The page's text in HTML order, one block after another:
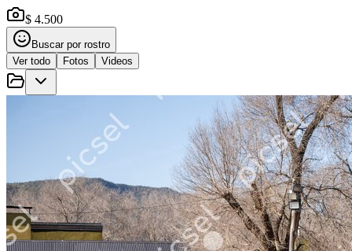
$ 4.500
Buscar por rostro
Ver todo
Fotos Videos